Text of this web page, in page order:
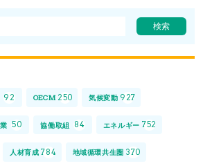
92 OECM 250 気候変動 927
50 協働取組 84 エネルギー 752
人材育成 784 地域循環共生圏 370